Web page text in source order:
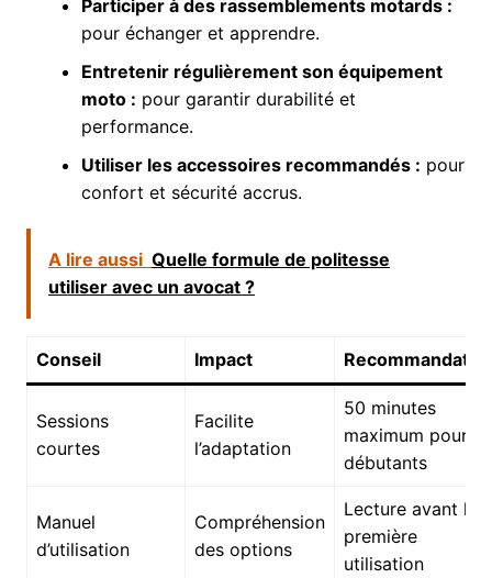
Participer à des rassemblements motards :
pour échanger et apprendre.
Entretenir régulièrement son équipement
moto : pour garantir durabilité et
performance.
Utiliser les accessoires recommandés : pour
confort et sécurité accrus.
A lire aussi Quelle formule de politesse
utiliser avec un avocat ?
Conseil Impact
Sessions
courtes
Facilite
l’adaptation
50 minutes
maximum pour
débutants
Manuel
d’utilisation
Compréhension
des options
Lecture avant la
première
utilisation